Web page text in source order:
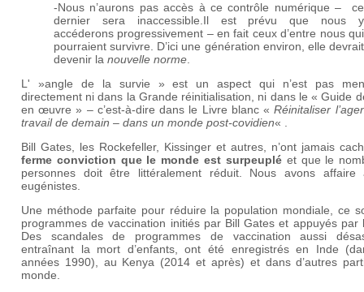
-Nous n’aurons pas accès à ce contrôle numérique – ce
dernier sera inaccessible.Il est prévu que nous y
accéderons progressivement – en fait ceux d’entre nous qui
pourraient survivre. D’ici une génération environ, elle devrait
devenir la nouvelle norme.
L' »angle de la survie » est un aspect qui n’est pas
directement ni dans la Grande réinitialisation, ni dans le « Guide
en œuvre » – c’est-à-dire dans le Livre blanc «Réinitaliser
travail de demain – dans un monde post-covidien« .
Bill Gates, les Rockefeller, Kissinger et autres, n’ont jamais
ferme conviction que le monde est surpeupléet que le
personnes doit être littéralement réduit. Nous avons affaire
eugénistes.
Une méthode parfaite pour réduire la population mondiale, ce
programmes de vaccination initiés par Bill Gates et appuyés par
Des scandales de programmes de vaccination aussi
entraînant la mort d’enfants, ont été enregistrés en Inde
années 1990), au Kenya (2014 et après) et dans d’autres
monde.